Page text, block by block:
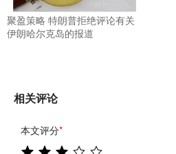
聚盈策略 特朗普拒绝评论有关
伊朗哈尔克岛的报道
相关评论
本文评分*